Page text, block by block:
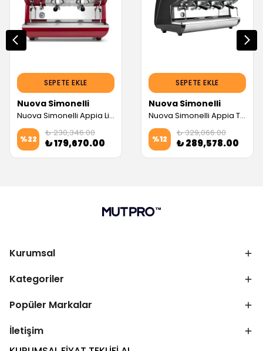
SEPETE EKLE
Nuova Simonelli
Nuova Simonelli Appia Life 2 Gruplu Tam Otomatik Espresso Kahve Makinesi (Kırmızı) (Servis Garantili)
%22
₺ 230,346.00
₺ 179,670.00
SEPETE EKLE
Nuova Simonelli
Nuova Simonelli Appia Tam Otomatik Espresso Kahve Makinesi, 3 Gruplu (Servis Garantili)
%12
₺ 329,066.00
₺ 289,578.00
Kurumsal
Kategoriler
Popüler Markalar
İletişim